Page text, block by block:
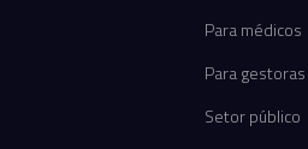
Para médicos
Para gestoras
Setor público